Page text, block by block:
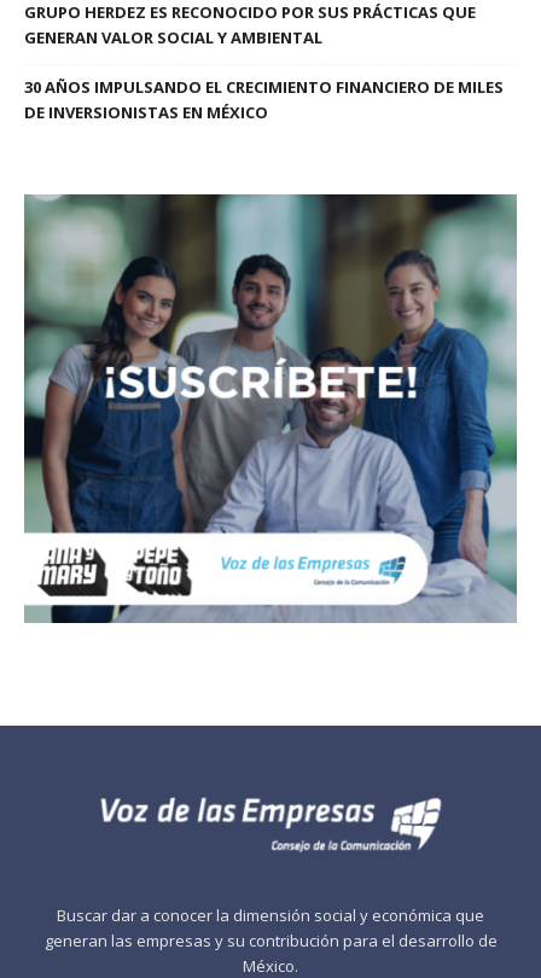
GRUPO HERDEZ ES RECONOCIDO POR SUS PRÁCTICAS QUE
GENERAN VALOR SOCIAL Y AMBIENTAL
30 AÑOS IMPULSANDO EL CRECIMIENTO FINANCIERO DE MILES
DE INVERSIONISTAS EN MÉXICO
Buscar dar a conocer la dimensión social y económica que
generan las empresas y su contribución para el desarrollo de
México.